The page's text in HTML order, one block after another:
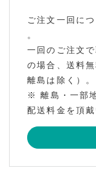
ご注文一回に
。
一回のご注文
の場合、送料
離島は除く）。
※ 離島・一部
配送料金を頂戴